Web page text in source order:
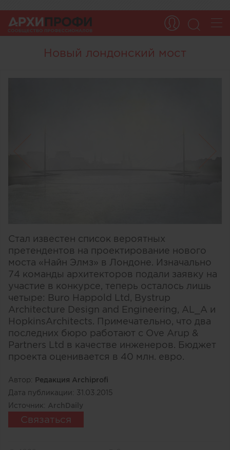
Новый лондонский мост
Стал известен список вероятных
претендентов на проектирование нового
моста «Найн Элмз» в Лондоне. Изначально
74 команды архитекторов подали заявку на
участие в конкурсе, теперь осталось лишь
четыре: Buro Happold Ltd, Bystrup
Architecture Design and Engineering, AL_A и
HopkinsArchitects. Примечательно, что два
последних бюро работают с Ove Arup &
Partners Ltd в качестве инженеров. Бюджет
проекта оценивается в 40 млн. евро.
Автор: Редакция Archiprofi
Дата публикации: 31.03.2015
Источник: ArchDaily
Связаться